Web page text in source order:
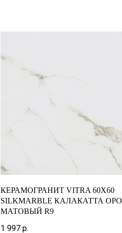
КЕРАМОГРАНИТ VITRA 60X60
SILKMARBLE КАЛАКАТТА ОРО
МАТОВЫЙ R9
1 997 р.